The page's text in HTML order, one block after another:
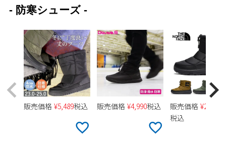
2026 年9月
1
2
6
7 8 9
12
13
14 15 16 17
19
20
21 22 23 24
27
28 29
- 防寒シューズ -
販売価格 ¥5,489税込 販売価格 ¥4,990税込 販売価格 ¥24,970
税込